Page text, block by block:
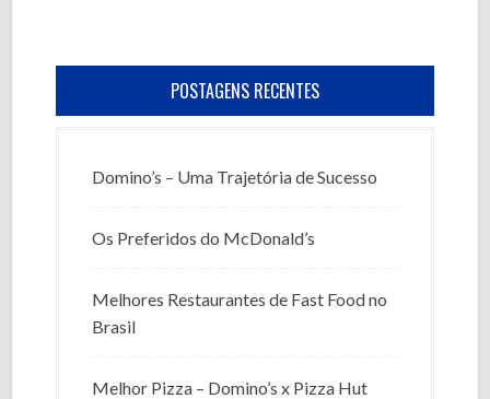
POSTAGENS RECENTES
Domino’s – Uma Trajetória de Sucesso
Os Preferidos do McDonald’s
Melhores Restaurantes de Fast Food no
Brasil
Melhor Pizza – Domino’s x Pizza Hut